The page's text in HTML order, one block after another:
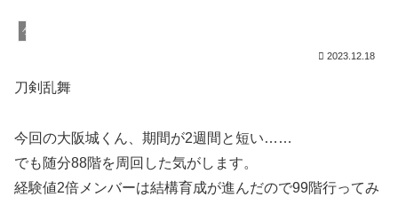
ゲーム
2023.12.18
刀剣乱舞
今回の大阪城くん、期間が2週間と短い……
でも随分88階を周回した気がします。
経験値2倍メンバーは結構育成が進んだので99階行ってみ